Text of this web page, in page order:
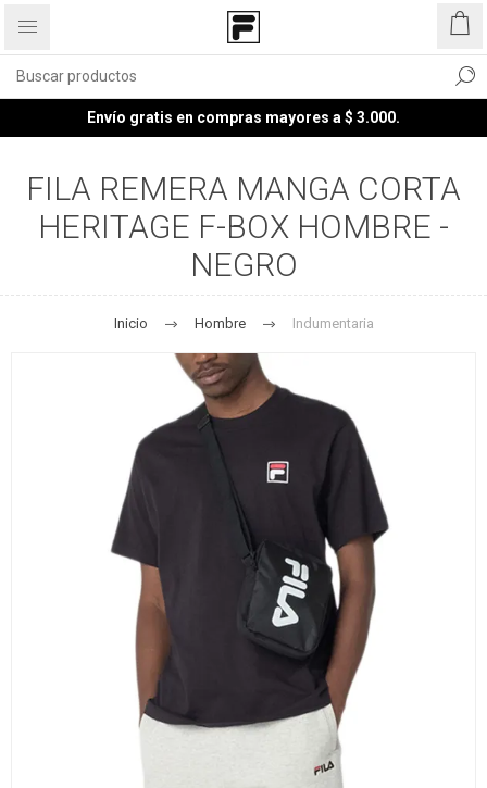
Envío gratis en compras mayores a $ 3.000.
FILA REMERA MANGA CORTA
HERITAGE F-BOX HOMBRE -
NEGRO
Inicio Hombre Indumentaria